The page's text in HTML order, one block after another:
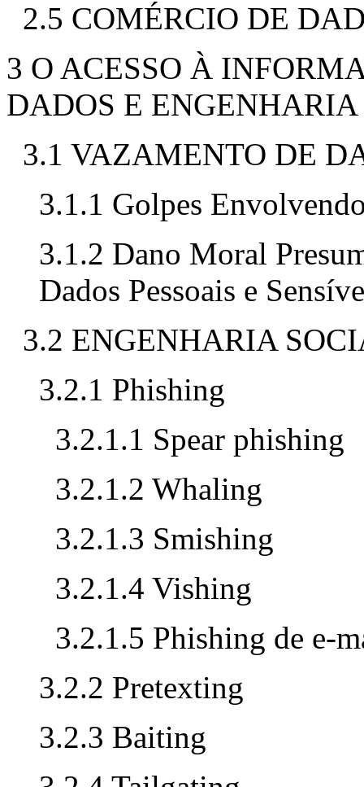
2.5 COMÉRCIO DE
3 O ACESSO À
DADOS E
3.1 VAZAMENTO DE
3.1.1 Golpes
3.1.2 Dano Moral
Dados Pessoais e
3.2 ENGENHARIA
3.2.1 Phishing
3.2.1.1 Spear phishing
3.2.1.2 Whaling
3.2.1.3 Smishing
3.2.1.4 Vishing
3.2.1.5 Phishing de e-
3.2.2 Pretexting
3.2.3 Baiting